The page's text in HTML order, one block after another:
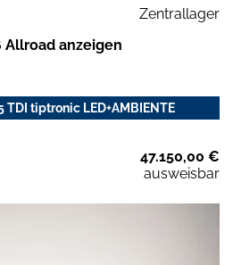
Zentrallager
Allroad anzeigen
tiptronic LED+AMBIENTE
47.150,00 €
ausweisbar